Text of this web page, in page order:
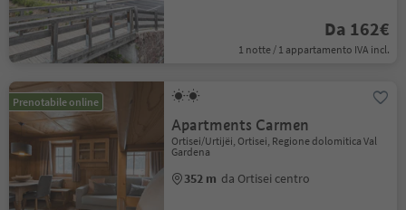
Da 162€
1 notte / 1 appartamento IVA incl.
Prenotabile online
Apartments Carmen
Ortisei/Urtijëi, Ortisei, Regione dolomitica Val
Gardena
352 m da Ortisei centro